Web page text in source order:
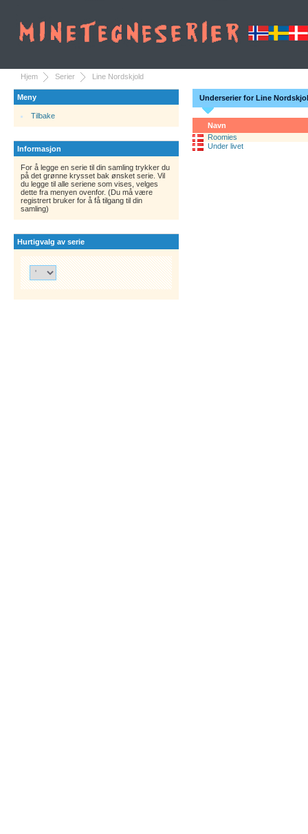
Hjem Serier Line Nordskjold
Meny
Tilbake
Informasjon
For å legge en serie til din samling trykker du
på det grønne krysset bak ønsket serie. Vil
du legge til alle seriene som vises, velges
dette fra menyen ovenfor. (Du må være
registrert bruker for å få tilgang til din
samling)
Hurtigvalg av serie
Underserier for Line
Navn
Roomies
Under livet